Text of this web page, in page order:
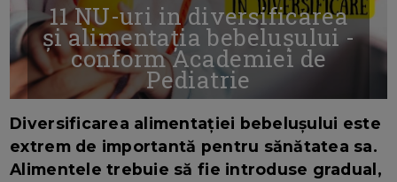
11 NU-uri in diversificarea
și alimentația bebelușului -
conform Academiei de
Pediatrie
Diversificarea alimentației bebelușului este
extrem de importantă pentru sănătatea sa.
Alimentele trebuie să fie introduse gradual,